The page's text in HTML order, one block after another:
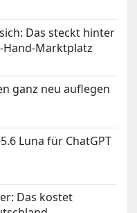
Das steckt hinter
Hand-Marktplatz
ganz neu auflegen
Luna für ChatGPT
Das kostet